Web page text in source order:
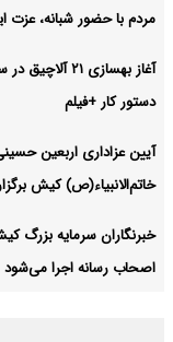
مردم با حضور شبانه، عزت
آغاز بهسازی
دستور کار +فیلم
آیین عزاداری اربعین
خاتم‌الانبیاء(ص) کیش
خبرنگاران سرمایه بزرگ
اصحاب رسانه اجرا می‌شود